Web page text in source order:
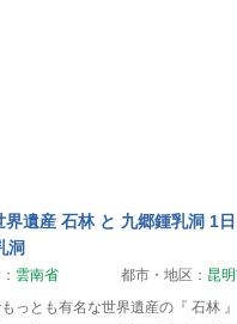
界遺産 石林 と 九郷鍾乳洞 1
洞
雲南省 都市・地区： 昆
っとも有名な世界遺産の『 石林